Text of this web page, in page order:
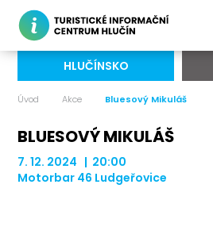
HLUČÍNSKO
Úvod Akce Bluesový Mikuláš
BLUESOVÝ MIKULÁŠ
7. 12. 2024 | 20:00
Motorbar 46 Ludgeřovice